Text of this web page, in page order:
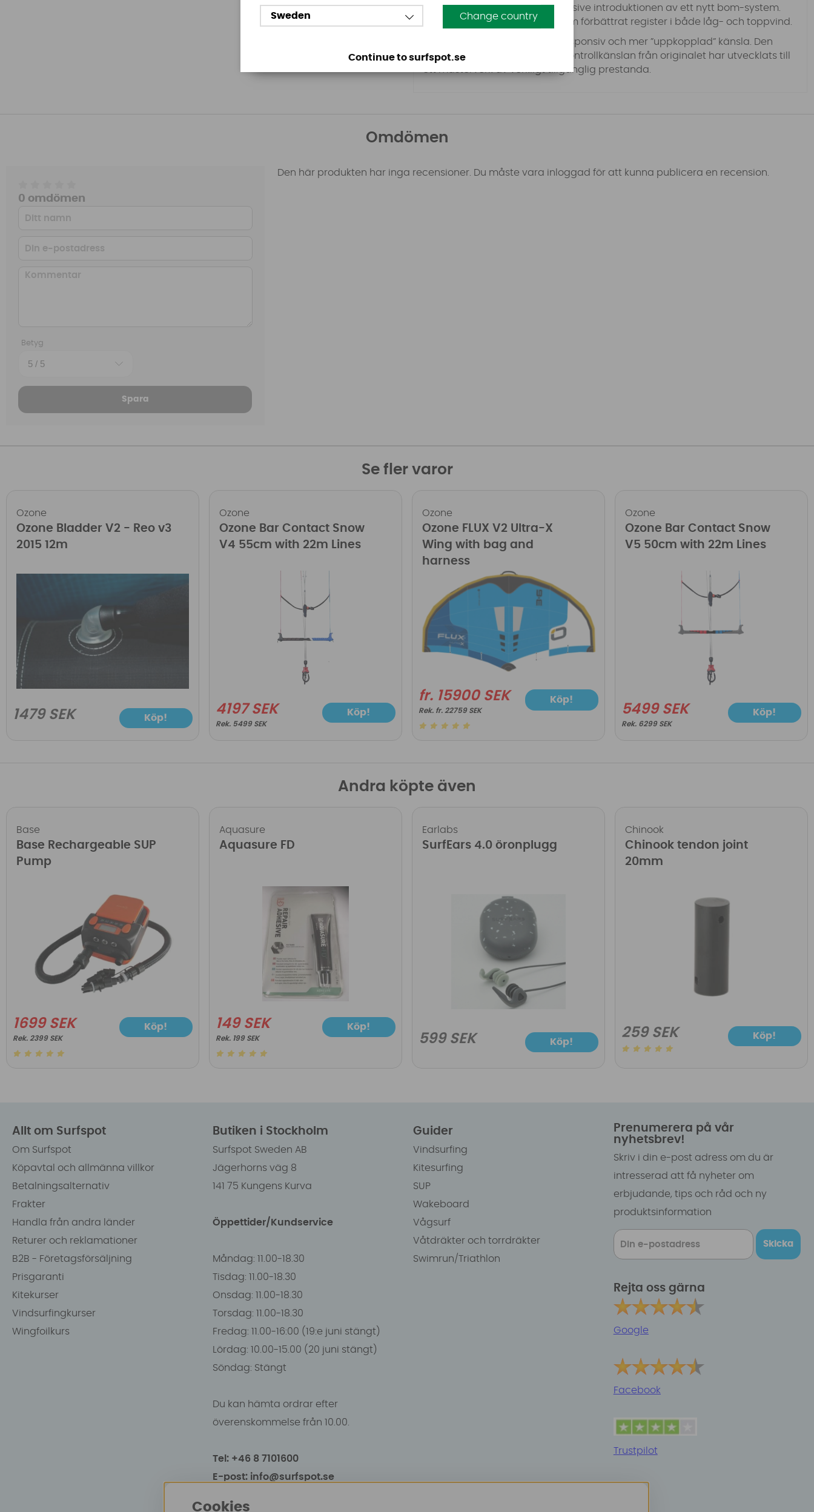
andra delar omdesignats, inklusive introduktionen av ett nytt bom-system.
Varje storlek levererar dessutom förbättrat register i både låg- och toppvind.
Resultatet är en lättare, mer responsiv och mer ”uppkopplad” känsla. Den
omedelbara stabiliteten och kontrollkänslan från originalet har utvecklats till
ett mästerverk av verkligt tillgänglig prestanda.
Omdömen
0 omdömen
Betyg
Spara
Den här produkten har inga recensioner. Du måste vara inloggad för att kunna publicera en recension.
Se fler varor
Ozone
Ozone Bladder V2 - Reo v3
2015 12m
1479 SEK Köp!
Ozone
Ozone Bar Contact Snow
V4 55cm with 22m Lines
4197 SEK
5499 SEK
Köp!
Ozone
Ozone FLUX V2 Ultra-X
Wing with bag and
harness
fr. 15900 SEK
fr. 22759 SEK
Köp!
Ozone
Ozone Bar Contact Snow
V5 50cm with 22m Lines
5499 SEK
6299 SEK
Köp!
Andra köpte även
Base
Base Rechargeable SUP
Pump
1699 SEK
2399 SEK
Köp!
Aquasure
Aquasure FD
149 SEK
199 SEK
Köp!
Earlabs
SurfEars 4.0 öronplugg
599 SEK Köp!
Chinook
Chinook tendon joint
20mm
259 SEK Köp!
Allt om Surfspot
Om Surfspot
Köpavtal och allmänna villkor
Betalningsalternativ
Frakter
Handla från andra länder
Returer och reklamationer
B2B - Företagsförsäljning
Prisgaranti
Kitekurser
Vindsurfingkurser
Wingfoilkurs
Butiken i Stockholm
Surfspot Sweden AB
Jägerhorns väg 8
141 75 Kungens Kurva
Öppettider/Kundservice
Måndag: 11.00-18.30
Tisdag: 11.00-18.30
Onsdag: 11.00-18.30
Torsdag: 11.00-18.30
Fredag: 11.00-16:00 (19:e juni stängt)
Lördag: 10.00-15.00 (20 juni stängt)
Söndag: Stängt
Du kan hämta ordrar efter
överenskommelse från 10.00.
Tel: +46 8 7101600
E-post: info@surfspot.se
Guider
Vindsurfing
Kitesurfing
SUP
Wakeboard
Vågsurf
Våtdräkter och torrdräkter
Swimrun/Triathlon
Prenumerera på vår
nyhetsbrev!
Skriv i din e-post adress om du är
intresserad att få nyheter om
erbjudande, tips och råd och ny
produktsinformation
Skicka
Rejta oss gärna
Google
Facebook
Trustpilot
Sweden Change country
Continue to surfspot.se
Cookies